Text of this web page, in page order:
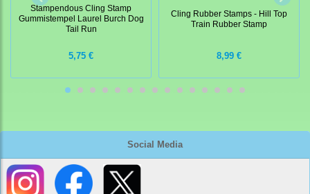
Social Media
Stampendous Cling Stamp
Gummistempel Laurel Burch Dog
Tail Run
5,75 €
Cling Rubber Stamps - Hill Top
Train Rubber Stamp
8,99 €